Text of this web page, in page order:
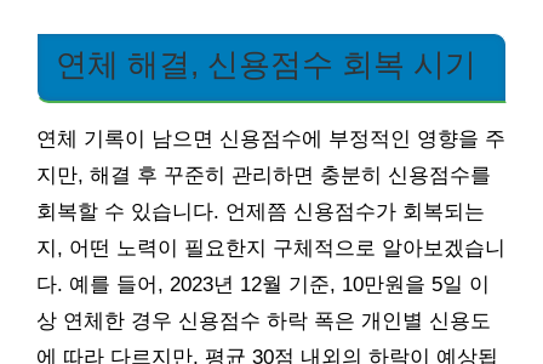
연체 해결, 신용점수 회복 시기
연체 기록이 남으면 신용점수에 부정적인 영향을 주
지만, 해결 후 꾸준히 관리하면 충분히 신용점수를
회복할 수 있습니다. 언제쯤 신용점수가 회복되는
지, 어떤 노력이 필요한지 구체적으로 알아보겠습니
다. 예를 들어, 2023년 12월 기준, 10만원을 5일 이
상 연체한 경우 신용점수 하락 폭은 개인별 신용도
에 따라 다르지만, 평균 30점 내외의 하락이 예상됩